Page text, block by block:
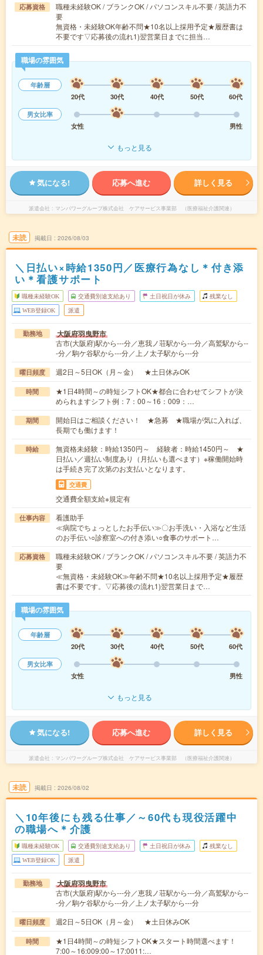
応募資格
職種未経験OK / ブランクOK / パソコンスキル不要 / 英語力不
要
無資格・未経験OK年齢不問★10名以上採用予定★履歴書は
不要です▽応募後の流れ1)翌営業日までに担当…
職場の雰囲気
年齢層
20代
30代 40代 50代
60代
男女比率
女性
男性
もっと見る
気になる! 応募へ進む 詳しく見る
派遣会社 マンパワーグループ株式会社 ケアサービス事業部 （医療福祉介護関連）
未読 掲載日 2026/08/03
＼日払い×時給1350円／医療行為なし＊付き添
い＊看護サポート
職種未経験OK 交通費別途支給あり 土日祝日が休み 残業なし
WEB登録OK 派遣
勤務地 大阪府羽曳野市
古市(大阪府)駅から---分／恵我ノ荘駅から---分／高鷲駅から--
-分／駒ケ谷駅から---分／上ノ太子駅から---分
曜日頻度 週2日～5日OK（月～金） ★土日休みOK
時間
★1日4時間～の時短シフトOK★都合に合わせてシフトが決
められますシフト例：7：00～16：009：…
期間
開始日はご相談ください！ ★急募 ★職場が気に入れば、
長期でも働けます！
時給
無資格未経験：時給1350円～ 経験者：時給1450円～ ★
日払い／週払い制度あり（月払いも選べます）※稼働開始時
は手続き完了次第のお支払いとなります。
交通費
交通費全額支給※規定有
仕事内容
看護助手
≪病院でちょっとしたお手伝い≫〇お手洗い・入浴など生活
のお手伝い○診察室への付き添い○食事のサポート…
応募資格
職種未経験OK / ブランクOK / パソコンスキル不要 / 英語力不
要
≪無資格・未経験OK≫年齢不問★10名以上採用予定★履歴
書は不要です。▽応募後の流れ1)翌営業日まで…
職場の雰囲気
年齢層
20代
30代 40代 50代
60代
男女比率
女性
男性
もっと見る
気になる! 応募へ進む 詳しく見る
派遣会社 マンパワーグループ株式会社 ケアサービス事業部 （医療福祉介護関連）
未読 掲載日 2026/08/02
＼10年後にも残る仕事／～60代も現役活躍中
の職場へ＊介護
職種未経験OK 交通費別途支給あり 土日祝日が休み 残業なし
WEB登録OK 派遣
勤務地 大阪府羽曳野市
古市(大阪府)駅から---分／恵我ノ荘駅から---分／高鷲駅から--
-分／駒ケ谷駅から---分／上ノ太子駅から---分
曜日頻度 週2日～5日OK（月～金） ★土日休みOK
時間
★1日4時間～の時短シフトOK★スタート時間選べます！
7:00～16:009:00～17:0011:…